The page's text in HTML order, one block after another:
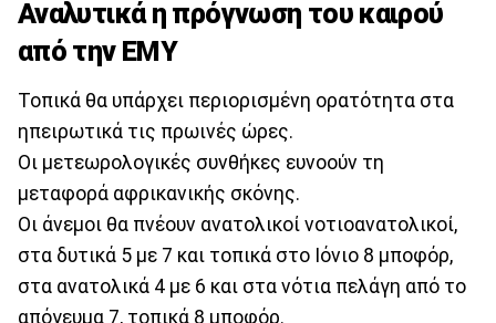
Αναλυτικά η πρόγνωση του καιρού
από την ΕΜΥ
Τοπικά θα υπάρχει περιορισμένη ορατότητα στα
ηπειρωτικά τις πρωινές ώρες.
Οι μετεωρολογικές συνθήκες ευνοούν τη
μεταφορά αφρικανικής σκόνης.
Οι άνεμοι θα πνέουν ανατολικοί νοτιοανατολικοί,
στα δυτικά 5 με 7 και τοπικά στο Ιόνιο 8 μποφόρ,
στα ανατολικά 4 με 6 και στα νότια πελάγη από το
απόγευμα 7, τοπικά 8 μποφόρ.